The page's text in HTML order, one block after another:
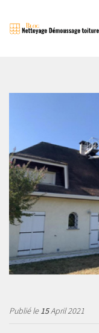
Publié le15April 2021